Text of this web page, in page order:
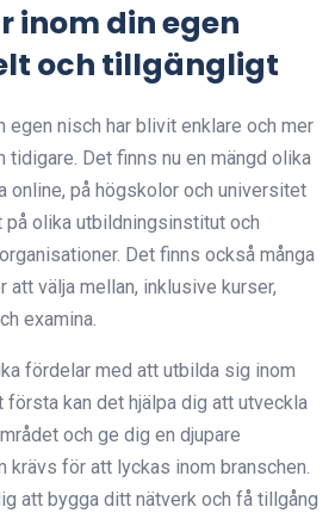
inom din egen
och tillgängligt
nisch har blivit enklare och mer
tidigare. Det finns nu en mängd olika
online, på högskolor och universitet
på olika utbildningsinstitut och
Det finns också många
välja mellan, inklusive kurser,
examina.
fördelar med att utbilda sig inom
första kan det hjälpa dig att utveckla
och ge dig en djupare
för att lyckas inom branschen.
att bygga ditt nätverk och få tillgång